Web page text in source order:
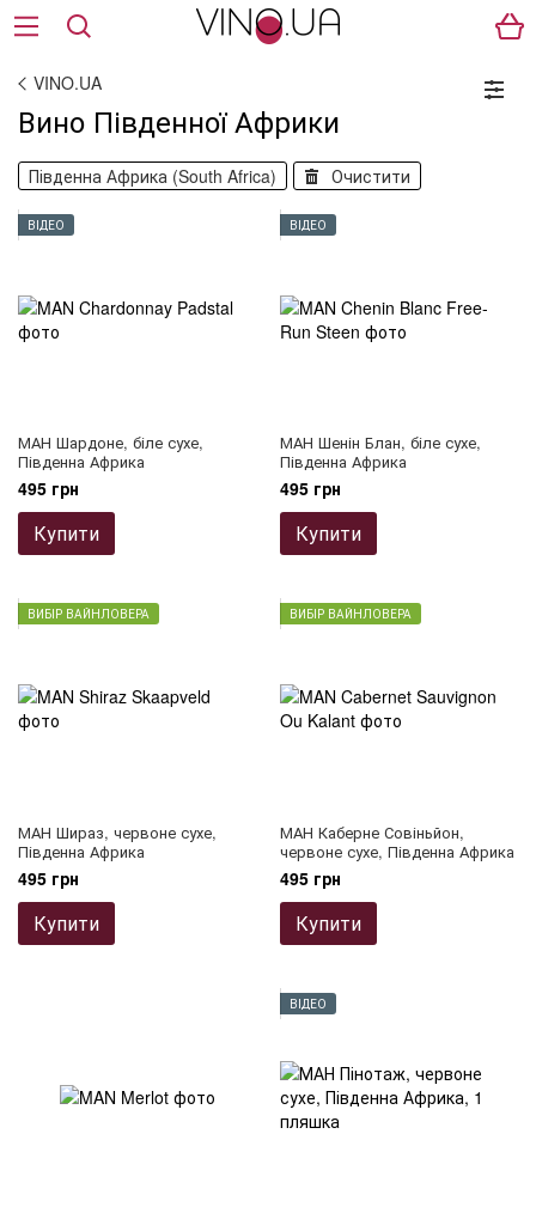
VINO.UA
Вино Південної Африки
Південна Африка (South Africa) Очистити
ВІДЕО
МАН Шардоне, біле сухе,
Південна Африка
495 грн
Купити
ВІДЕО
МАН Шенін Блан, біле сухе,
Південна Африка
495 грн
Купити
ВИБІР ВАЙНЛОВЕРА
МАН Шираз, червоне сухе,
Південна Африка
495 грн
Купити
ВИБІР ВАЙНЛОВЕРА
МАН Каберне Совіньйон,
червоне сухе, Південна Африка
495 грн
Купити
ВІДЕО